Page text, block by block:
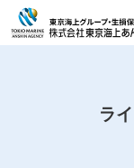
ラ